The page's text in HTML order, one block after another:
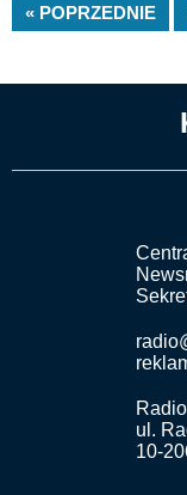
« POPRZEDNIE
ul.
10-